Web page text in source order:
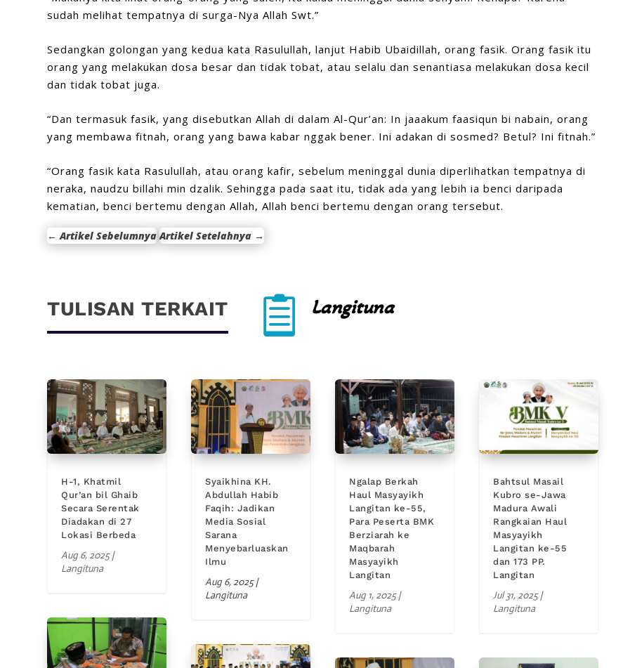
sudah melihat tempatnya di surga-Nya Allah Swt.”
Sedangkan golongan yang kedua kata Rasulullah, lanjut Habib Ubaidillah, orang fasik. Orang fasik itu
orang yang melakukan dosa besar dan tidak tobat, atau selalu dan senantiasa melakukan dosa kecil
dan tidak tobat juga.
“Dan termasuk fasik, yang disebutkan Allah di dalam Al-Qur’an: In jaaakum faasiqun bi nabain, orang
yang membawa fitnah, orang yang bawa kabar nggak bener. Ini adakan di sosmed? Betul? Ini fitnah.”
“Orang fasik kata Rasulullah, atau orang kafir, sebelum meninggal dunia diperlihatkan tempatnya di
neraka, naudzu billahi min dzalik. Sehingga pada saat itu, tidak ada yang lebih ia benci daripada
kematian, benci bertemu dengan Allah, Allah benci bertemu dengan orang tersebut.
←Artikel Sebelumnya Artikel Setelahnya →
TULISAN TERKAIT  Langituna
H-1, Khatmil
Qur’an bil Ghaib
Secara Serentak
Diadakan di 27
Lokasi Berbeda
Aug 6, 2025|
Langituna
Syaikhina KH.
Abdullah Habib
Faqih: Jadikan
Media Sosial
Sarana
Menyebarluaskan
Ilmu
Aug 6, 2025|
Langituna
Ngalap Berkah
Haul Masyayikh
Langitan ke-55,
Para Peserta BMK
Berziarah ke
Maqbarah
Masyayikh
Langitan
Aug 1, 2025|
Langituna
Bahtsul Masail
Kubro se-Jawa
Madura Awali
Rangkaian Haul
Masyayikh
Langitan ke-55
dan 173 PP.
Langitan
Jul 31, 2025|
Langituna